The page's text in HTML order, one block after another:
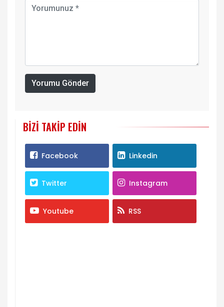
Yorumu Gönder
BIZI TAKIP EDIN
Facebook Linkedin
Twitter Instagram
Youtube RSS